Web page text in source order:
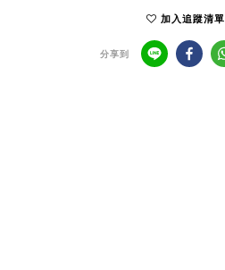
加入追蹤清單
分享到